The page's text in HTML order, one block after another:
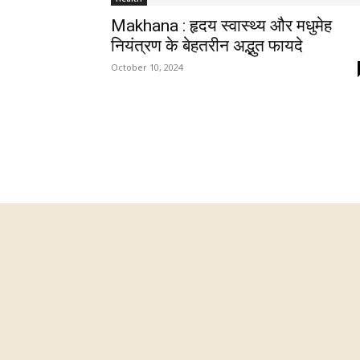
Makhana : हृदय स्वास्थ्य और मधुमेह
नियंत्रण के बेहतरीन अद्भुत फायदे
October 10, 2024